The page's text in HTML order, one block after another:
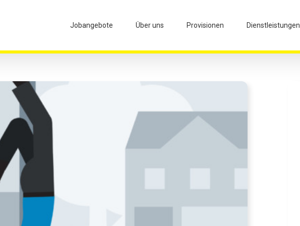
Jobangebote Über uns Provisionen Dienstleistungen